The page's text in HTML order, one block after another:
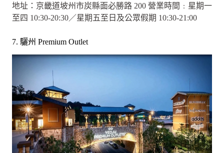
地址：京畿道坡州市炭縣面必勝路 200 營業時間﹕星期一
至四 10:30-20:30／星期五至日及公眾假期 10:30-21:00
7. 驪州 Premium Outlet